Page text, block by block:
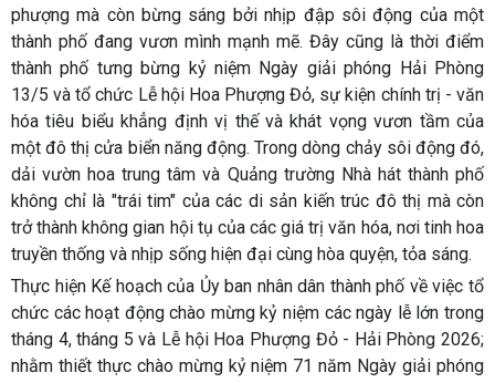
phượng mà còn bừng sáng bởi nhịp đập sôi động của một
thành phố đang vươn mình mạnh mẽ. Đây cũng là thời điểm
thành phố tưng bừng kỷ niệm Ngày giải phóng Hải Phòng
13/5 và tổ chức Lễ hội Hoa Phượng Đỏ, sự kiện chính trị - văn
hóa tiêu biểu khẳng định vị thế và khát vọng vươn tầm của
một đô thị cửa biển năng động. Trong dòng chảy sôi động đó,
dải vườn hoa trung tâm và Quảng trường Nhà hát thành phố
không chỉ là "trái tim" của các di sản kiến trúc đô thị mà còn
trở thành không gian hội tụ của các giá trị văn hóa, nơi tinh hoa
truyền thống và nhịp sống hiện đại cùng hòa quyện, tỏa sáng.
Thực hiện Kế hoạch của Ủy ban nhân dân thành phố về việc tổ
chức các hoạt động chào mừng kỷ niệm các ngày lễ lớn trong
tháng 4, tháng 5 và Lễ hội Hoa Phượng Đỏ - Hải Phòng 2026;
nhằm thiết thực chào mừng kỷ niệm 71 năm Ngày giải phóng